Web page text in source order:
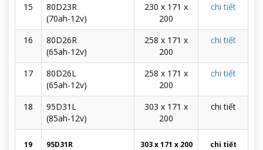
15
80D23R
(70ah-12v)
230 x 171 x
200
chi tiết
16
80D26R
(65ah-12v)
258 x 171 x
200
chi tiết
17
80D26L
(65ah-12v)
258 x 171 x
200
chi tiết
18
95D31L
(85ah-12v)
303 x 171 x
200
chi tiết
19
95D31R
303 x 171 x 200 chi tiết